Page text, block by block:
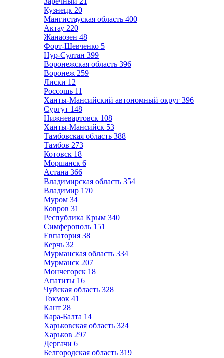
Кузнецк 20
Мангистауская область 400
Актау 220
Жанаозен 48
Форт-Шевченко 5
Нур-Султан 399
Воронежская область 396
Воронеж 259
Лиски 12
Россошь 11
Ханты-Мансийский автономный округ 396
Сургут 148
Нижневартовск 108
Ханты-Мансийск 53
Тамбовская область 388
Тамбов 273
Котовск 18
Моршанск 6
Астана 366
Владимирская область 354
Владимир 170
Муром 34
Ковров 31
Республика Крым 340
Симферополь 151
Евпатория 38
Керчь 32
Мурманская область 334
Мурманск 207
Мончегорск 18
Апатиты 16
Чуйская область 328
Токмок 41
Кант 28
Кара-Балта 14
Харьковская область 324
Харьков 297
Дергачи 6
Белгородская область 319